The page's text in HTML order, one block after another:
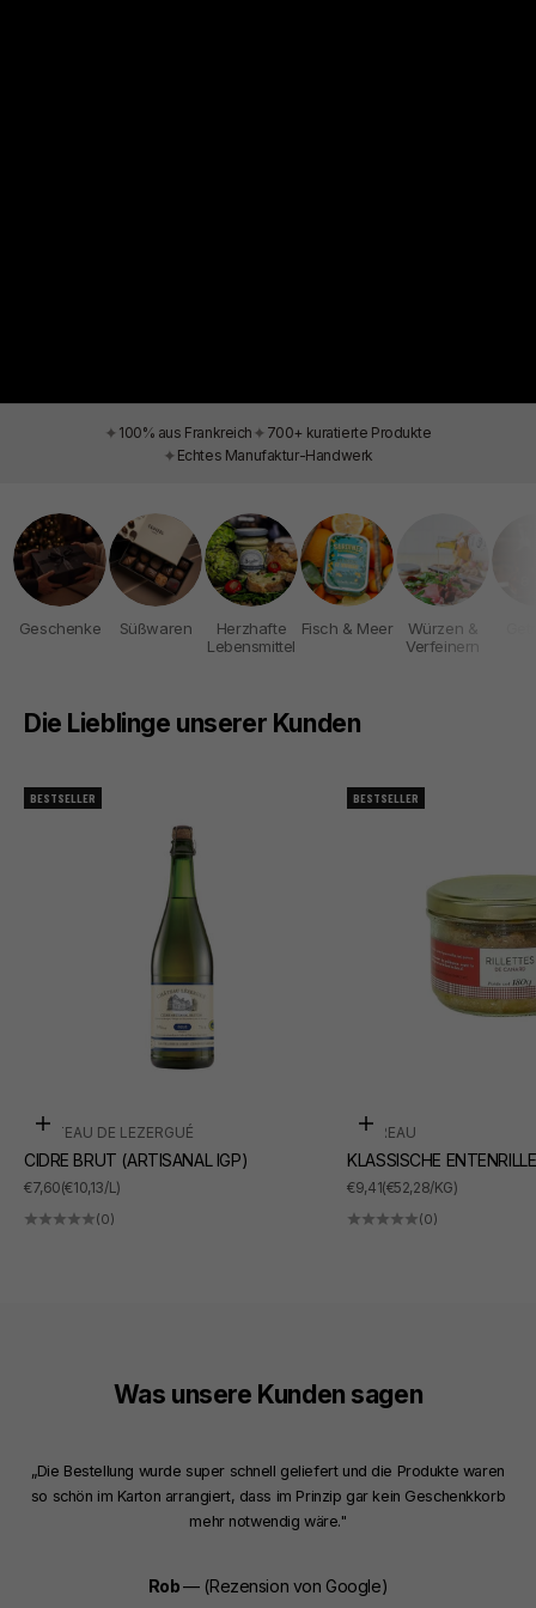
✦ 100% aus Frankreich ✦ 700+ kuratierte Produkte
✦ Echtes Manufaktur-Handwerk
Geschenke Süßwaren
Herzhafte
Lebensmittel
Fisch & Meer
Würzen &
Verfeinern
Die Lieblinge unserer Kunden
BESTSELLER
In den Warenkorb
CHÂTEAU DE LEZERGUÉ
CIDRE BRUT (ARTISANAL IGP)
ANGEBOT
€7,60(€10,13/L)
(0)
BESTSELLER
In den Warenkorb
SUDREAU
KLASSISCHE
ANGEBOT
€9,41(€52,28/KG)
(0)
Was unsere Kunden sagen
„Die Bestellung wurde super schnell geliefert und die Produkte waren
so schön im Karton arrangiert, dass im Prinzip gar kein Geschenkkorb
mehr notwendig wäre."
Rob— (Rezension von Google)